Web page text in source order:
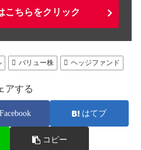
こちらをクリック
バリュー株 ヘッジファンド
アする
Facebook はてブ
コピー